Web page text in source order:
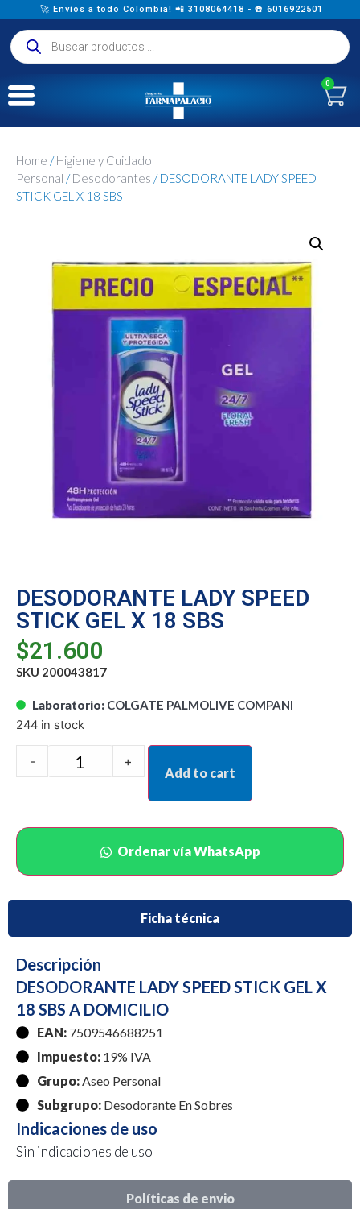
🚀 Envíos a todo Colombia! 📲 3108064418 - ☎️ 6016922501
0
Home /Higiene y Cuidado
Personal /Desodorantes / DESODORANTE LADY SPEED
STICK GEL X 18 SBS
DESODORANTE LADY SPEED
STICK GEL X 18 SBS
$21.600
SKU 200043817
Laboratorio: COLGATE PALMOLIVE COMPANI
244 in stock
- +
Add to cart
Ordenar vía WhatsApp
Ficha técnica
Políticas de envio
Descripción
DESODORANTE LADY SPEED STICK GEL X
18 SBS A DOMICILIO
EAN: 7509546688251
Impuesto: 19% IVA
Grupo:Aseo Personal
Subgrupo: Desodorante En Sobres
Indicaciones de uso
Sin indicaciones de uso